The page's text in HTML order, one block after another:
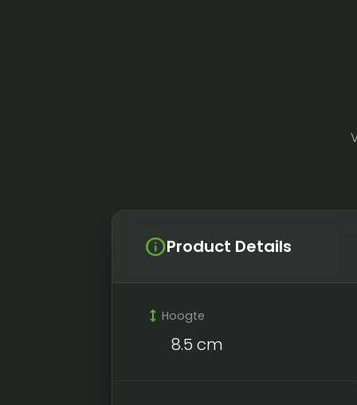
infoProduct Details
height Hoogte
8.5 cm